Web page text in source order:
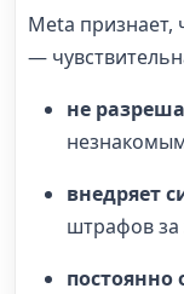
Meta
—
не
внедряет
штрафов за
постоянно